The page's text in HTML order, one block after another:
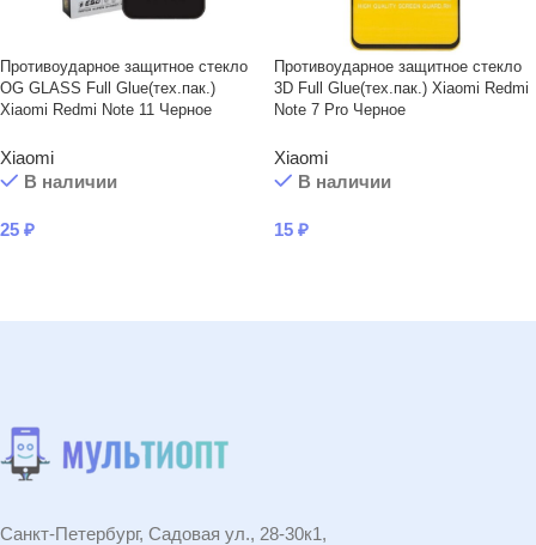
Противоударное защитное стекло
OG GLASS Full Glue(тех.пак.)
Xiaomi Redmi Note 11 Черное
Xiaomi
В наличии
25 ₽
Противоударное защитное стекло
3D Full Glue(тех.пак.) Xiaomi Redmi
Note 7 Pro Черное
Xiaomi
В наличии
15 ₽
Санкт-Петербург, Садовая ул., 28-30к1,